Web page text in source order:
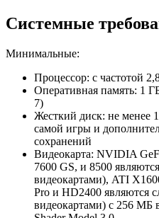
Системные
Минимальные:
Процессор: с частотой
Оперативная память: 1
7)
Жесткий диск: не менее
самой игры и
сохранений
Видеокарта: NVIDIA
7600 GS, и 8500
видеокартами), ATI
Pro и HD2400 являются
видеокартами) с 256 МБ